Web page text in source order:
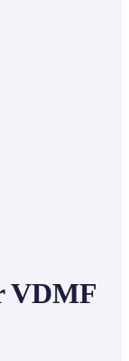
VDMF